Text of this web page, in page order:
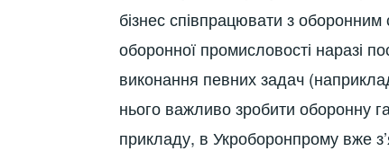
бізнес співпрацювати з
оборонної промисловості наразі
виконання певних задач
нього важливо зробити оборонну
прикладу, в Укроборонпрому вже